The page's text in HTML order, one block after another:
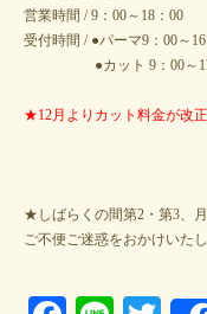
営業時間 / 9：00～18：00
受付時間 / ●パーマ9：00～
●カット 9：00～17
★12月よりカット料金が改
★しばらくの間第2・第3、
ご不便ご迷惑をおかけいた